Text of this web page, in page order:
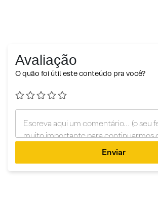
Avaliação
O quão foi útil este conteúdo pra você?
Enviar